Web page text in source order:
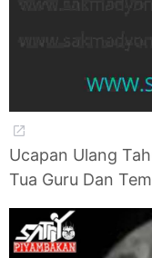
Ucapan Ulang
Tua Guru Dan